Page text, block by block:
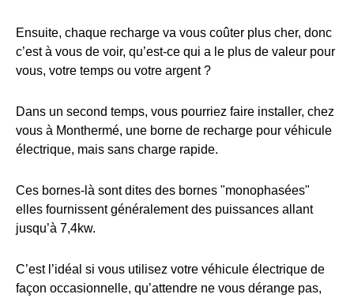
Ensuite, chaque recharge va vous coûter plus cher, donc
c’est à vous de voir, qu’est-ce qui a le plus de valeur pour
vous, votre temps ou votre argent ?
Dans un second temps, vous pourriez faire installer, chez
vous à Monthermé, une borne de recharge pour véhicule
électrique, mais sans charge rapide.
Ces bornes-là sont dites des bornes "monophasées"
elles fournissent généralement des puissances allant
jusqu’à 7,4kw.
C’est l’idéal si vous utilisez votre véhicule électrique de
façon occasionnelle, qu’attendre ne vous dérange pas,